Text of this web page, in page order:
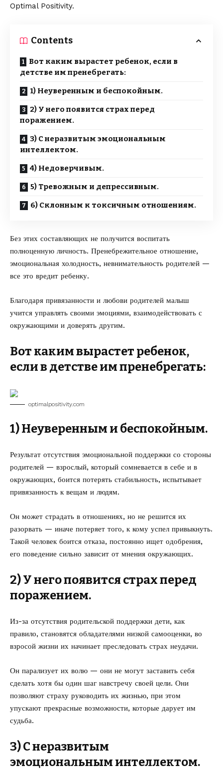
Optimal Positivity.
Contents
Вот каким вырастет ребенок, если в
детстве им пренебрегать:
1) Неуверенным и беспокойным.
2) У него появится страх перед
поражением.
3) С неразвитым эмоциональным
интеллектом.
4) Недоверчивым.
5) Тревожным и депрессивным.
6) Склонным к токсичным отношениям.
Без этих составляющих не получится воспитать
полноценную личность. Пренебрежительное отношение,
эмоциональная холодность, невнимательность родителей —
все это вредит ребенку.
Благодаря привязанности и любови родителей малыш
учится управлять своими эмоциями, взаимодействовать с
окружающими и доверять другим.
Вот каким вырастет ребенок,
если в детстве им пренебрегать:
optimalpositivity.com
1) Неуверенным и беспокойным.
Результат отсутствия эмоциональной поддержки со стороны
родителей — взрослый, который сомневается в себе и в
окружающих, боится потерять стабильность, испытывает
привязанность к вещам и людям.
Он может страдать в отношениях, но не решится их
разорвать — иначе потеряет того, к кому успел привыкнуть.
Такой человек боится отказа, постоянно ищет одобрения,
его поведение сильно зависит от мнения окружающих.
2) У него появится страх перед
поражением.
Из-за отсутствия родительской поддержки дети, как
правило, становятся обладателями низкой самооценки, во
взросой жизни их начинает преследовать страх неудачи.
Он парализует их волю — они не могут заставить себя
сделать хотя бы один шаг навстречу своей цели. Они
позволяют страху руководить их жизнью, при этом
упускают прекрасные возможности, которые дарует им
судьба.
3) С неразвитым
эмоциональным интеллектом.